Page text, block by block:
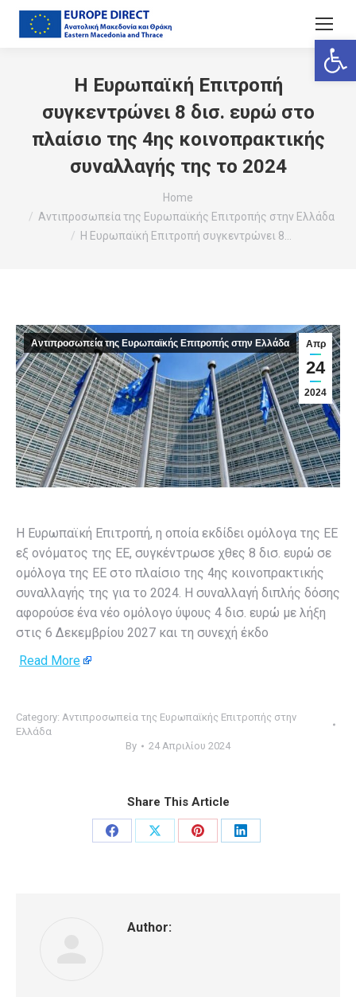
Η Ευρωπαϊκή Επιτροπή
συγκεντρώνει 8 δισ. ευρώ στο
πλαίσιο της 4ης κοινοπρακτικής
συναλλαγής της το 2024
Home
Αντιπροσωπεία της Ευρωπαϊκής Επιτροπής στην Ελλάδα
Η Ευρωπαϊκή Επιτροπή συγκεντρώνει 8…
Απρ
24
2024
Αντιπροσωπεία της Ευρωπαϊκής Επιτροπής στην Ελλάδα
Η Ευρωπαϊκή Επιτροπή, η οποία εκδίδει ομόλογα της ΕΕ
εξ ονόματος της ΕΕ, συγκέντρωσε χθες 8 δισ. ευρώ σε
ομόλογα της ΕΕ στο πλαίσιο της 4ης κοινοπρακτικής
συναλλαγής της για το 2024. Η συναλλαγή διπλής δόσης
αφορούσε ένα νέο ομόλογο ύψους 4 δισ. ευρώ με λήξη
στις 6 Δεκεμβρίου 2027 και τη συνεχή έκδο
Read More
Category: Αντιπροσωπεία της Ευρωπαϊκής Επιτροπής στην
Ελλάδα
By
24 Απριλίου 2024
Share This Article
Share
Share
Share
Share
Author: